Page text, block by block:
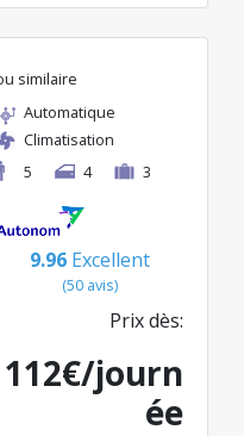
similaire
Automatique
Climatisation
5
4 3
9.96 Excellent
(50 avis)
Prix dès:
112€/journ
ée